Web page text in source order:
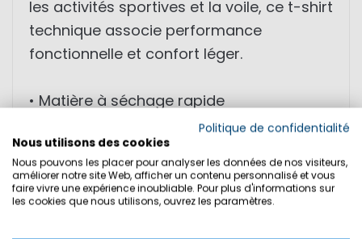
les activités sportives et la voile, ce t-shirt
technique associe performance
fonctionnelle et confort léger.
• Matière à séchage rapide
• Propriétés anti-odeurs
• Structure respirante
• Stretch pour liberté de mouvement
• Matière technique légère
Politique de confidentialité
Nous utilisons des cookies
Nous pouvons les placer pour analyser les données de nos visiteurs,
améliorer notre site Web, afficher un contenu personnalisé et vous
faire vivre une expérience inoubliable. Pour plus d'informations sur
les cookies que nous utilisons, ouvrez les paramètres.